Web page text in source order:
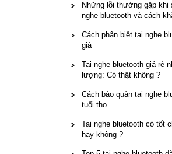
Những lỗi thường gặp khi
nghe bluetooth và cách
Cách phân biệt tai nghe
giả
Tai nghe bluetooth giá rẻ
lượng: Có thật không ?
Cách bảo quản tai nghe
tuổi thọ
Tai nghe bluetooth có tốt
hay không ?